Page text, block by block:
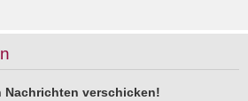
Nachrichten verschicken!